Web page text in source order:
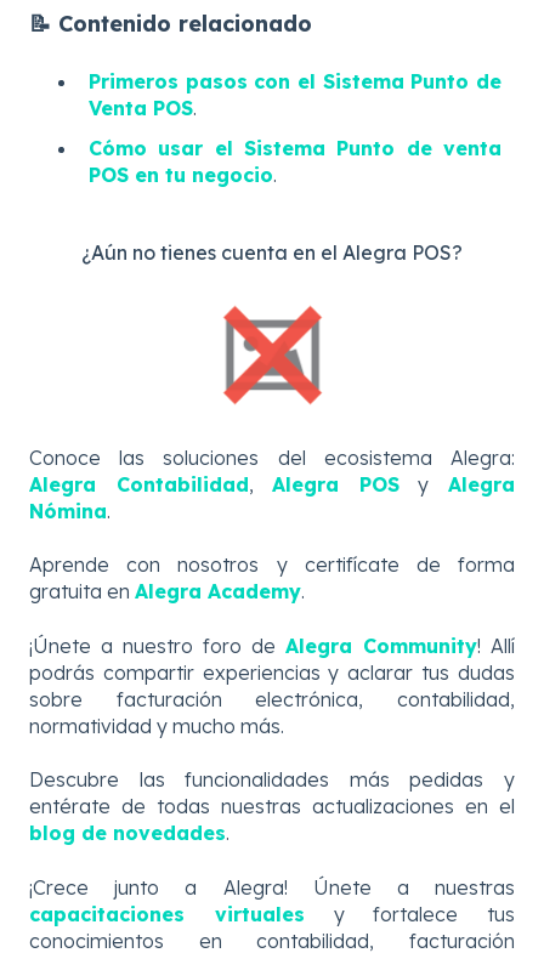
📝 Contenido relacionado
Primeros pasos con el Sistema Punto de
Venta POS.
Cómo usar el Sistema Punto de venta
POS en tu negocio.
¿Aún no tienes cuenta en el Alegra POS?
Conoce las soluciones del ecosistema Alegra:
Alegra Contabilidad,Alegra POSyAlegra
Nómina.
Aprende con nosotros y certifícate de forma
gratuita en Alegra Academy.
¡Únete a nuestro foro de Alegra Community! Allí
podrás compartir experiencias y aclarar tus dudas
sobre facturación electrónica, contabilidad,
normatividad y mucho más.
Descubre las
funcionalidades más pedidas y
entérate de todas nuestras actualizaciones en el
blog de novedades.
¡Crece junto a Alegra! Únete a nuestras
capacitaciones virtuales y fortalece tus
conocimientos en contabilidad, facturación